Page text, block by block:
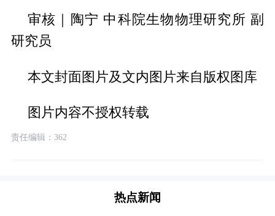
审核｜陶宁 中科院生物物理研究所 副
研究员
本文封面图片及文内图片来自版权图库
图片内容不授权转载
责任编辑：362
热点新闻